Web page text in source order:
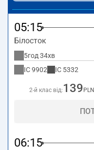
05:15
Білосток
5год 34хв
IC9902 IC 5332
2-й клас від: 139 PLN
06:15